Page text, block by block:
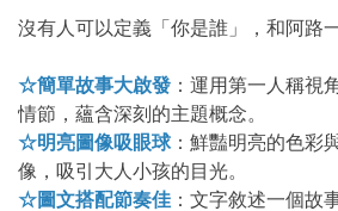
沒有人可以定義「你是誰」，和阿路
☆簡單故事大啟發 ：運用第一人稱視
情節，蘊含深刻的主題概念。
☆明亮圖像吸眼球：鮮豔明亮的色彩
像，吸引大人小孩的目光。
☆圖文搭配節奏佳 ：文字敘述一個故